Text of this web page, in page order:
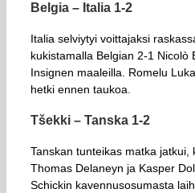
Belgia – Italia 1-2
Italia selviytyi voittajaksi
kukistamalla Belgian 2-1 Nicolò
Insignen maaleilla. Romelu
hetki ennen taukoa.
Tšekki – Tanska 1-2
Tanskan tunteikas matka jatkui,
Thomas Delaneyn ja Kasper
Schickin kavennusosumasta